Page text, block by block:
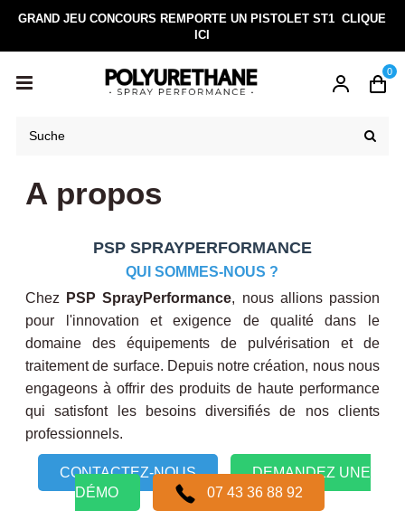
GRAND JEU CONCOURS REMPORTE UN PISTOLET ST1CLIQUE
ICI
0
A propos
PSP SPRAYPERFORMANCE
QUI SOMMES-NOUS ?
Chez
PSP SprayPerformance, nous allions passion
pour l'innovation et exigence de qualité dans le
domaine des équipements de pulvérisation et de
traitement de surface. Depuis notre création, nous nous
engageons à offrir des produits de haute performance
qui satisfont les besoins diversifiés de nos clients
professionnels.
CONTACTEZ-NOUS
DEMANDEZ UNE
DÉMO
07 43 36 88 92